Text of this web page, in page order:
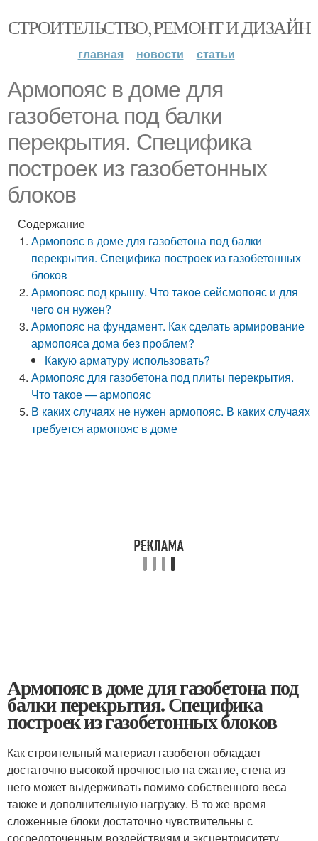
СТРОИТЕЛЬСТВО, РЕМОНТ И ДИЗАЙН
главная новости статьи
Армопояс в доме для
газобетона под балки
перекрытия. Специфика
построек из газобетонных
блоков
Содержание
Армопояс в доме для газобетона под балки
перекрытия. Специфика построек из газобетонных
блоков
Армопояс под крышу. Что такое сейсмопояс и для
чего он нужен?
Армопояс на фундамент. Как сделать армирование
армопояса дома без проблем?
Какую арматуру использовать?
Армопояс для газобетона под плиты перекрытия.
Что такое — армопояс
В каких случаях не нужен армопояс. В каких случаях
требуется армопояс в доме
Армопояс в доме для газобетона под
балки перекрытия. Специфика
построек из газобетонных блоков
Как строительный материал газобетон обладает
достаточно высокой прочностью на сжатие, стена из
него может выдерживать помимо собственного веса
также и дополнительную нагрузку. В то же время
сложенные блоки достаточно чувствительны с